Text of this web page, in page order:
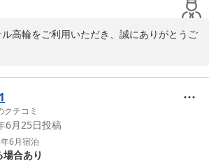
降車する場合も。雨だったので少し不都合だ
間が伸びていた。踏んだ時に驚いただけ。
高輪をご利用いただき、誠にありがとうご
こと、大変嬉しく存じます。
つきまして、細やかな点までお褒めのお言葉
し上げます。
せにつきましては、ご不便をおかけし申し
クチコミ
6月25日投稿
6月宿泊
合あり